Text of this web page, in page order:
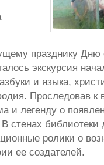
празднику Дню
экскурсия
и языка,
Проследовав к
и легенду о
стенах
ролики о
ее создателей.